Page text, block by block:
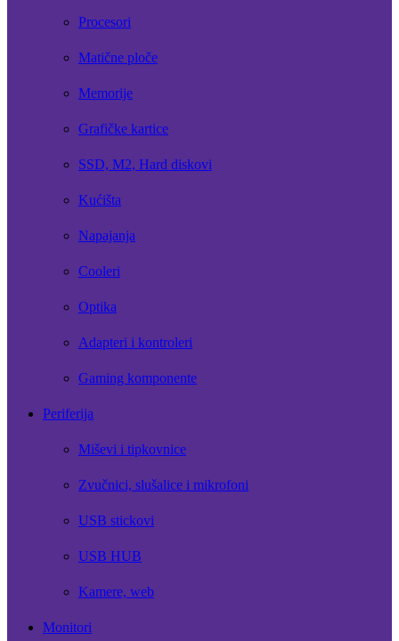
Procesori
Matične ploče
Memorije
Grafičke kartice
SSD, M2, Hard diskovi
Kućišta
Napajanja
Cooleri
Optika
Adapteri i kontroleri
Gaming komponente
Periferija
Miševi i tipkovnice
Zvučnici, slušalice i mikrofoni
USB stickovi
USB HUB
Kamere, web
Monitori